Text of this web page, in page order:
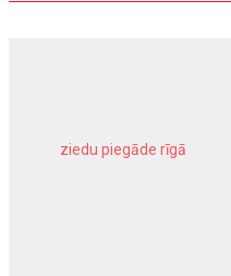
ziedu piegāde rīgā